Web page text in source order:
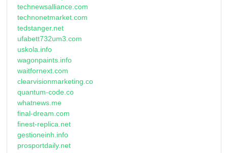
technewsalliance.com
technonetmarket.com
tedstanger.net
ufabett732um3.com
uskola.info
wagonpaints.info
waitfornext.com
clearvisionmarketing.co
quantum-code.co
whatnews.me
final-dream.com
finest-replica.net
gestioneinh.info
prosportdaily.net